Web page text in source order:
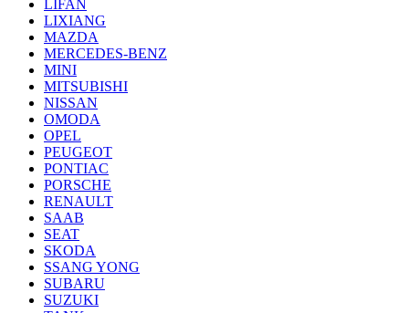
LIFAN
LIXIANG
MAZDA
MERCEDES-BENZ
MINI
MITSUBISHI
NISSAN
OMODA
OPEL
PEUGEOT
PONTIAC
PORSCHE
RENAULT
SAAB
SEAT
SKODA
SSANG YONG
SUBARU
SUZUKI